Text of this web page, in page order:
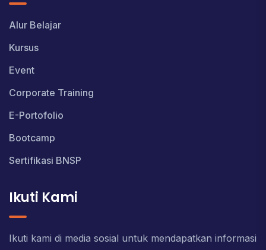
Alur Belajar
Kursus
Event
Corporate Training
E-Portofolio
Bootcamp
Sertifikasi BNSP
Ikuti Kami
Ikuti kami di media sosial untuk mendapatkan informasi